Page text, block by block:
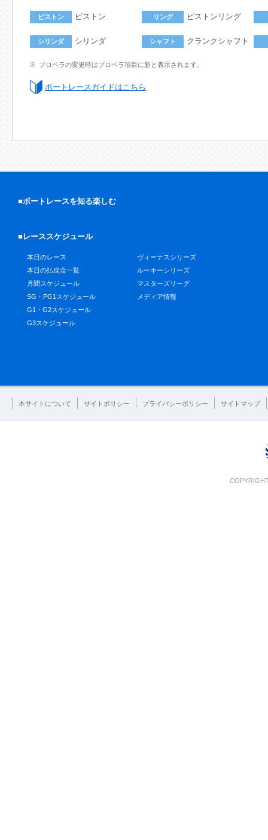
ピストン ピストン リング ピストンリング
シリンダ シリンダ シャフト クランクシャフト
プロペラの変更時はプロペラ項目に新と表示されます。
ボートレースガイドはこちら
■ボートレースを知る楽しむ
■レーススケジュール
本日のレース
本日の払戻金一覧
月間スケジュール
SG・PG1スケジュール
G1・G2スケジュール
G3スケジュール
ヴィーナスシリーズ
ルーキーシリーズ
マスターズリーグ
メディア情報
本サイトについて サイトポリシー プライバシーポリシー サイトマップ